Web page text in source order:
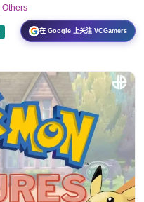
Others
在 Google 上关注 VCGamers